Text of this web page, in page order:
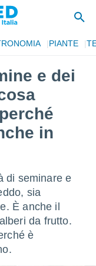
PIANTE
e dei
in
di seminare e
sia
È anche il
da frutto.
è